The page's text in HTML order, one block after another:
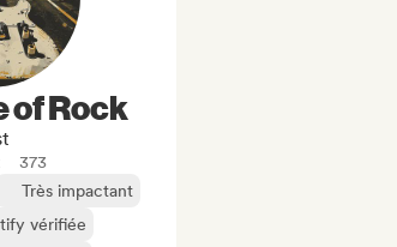
of Rock
373
Très impactant
vérifiée